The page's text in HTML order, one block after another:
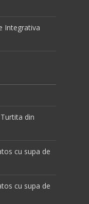
Integrativa
din
cu supa de
cu supa de